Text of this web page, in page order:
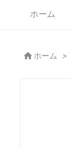
ホーム
 ホーム >